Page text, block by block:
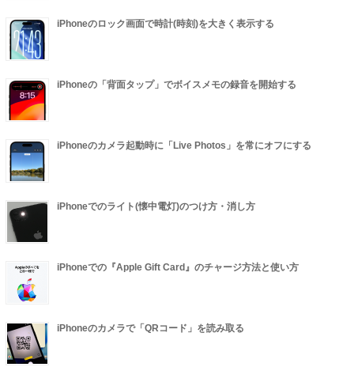
iPhoneのロック画面で時計(時刻)を大きく表示する
iPhoneの「背面タップ」でボイスメモの録音を開始する
iPhoneのカメラ起動時に「Live Photos」を常にオフにする
iPhoneでのライト(懐中電灯)のつけ方・消し方
iPhoneでの『Apple Gift Card』のチャージ方法と使い方
iPhoneのカメラで「QRコード」を読み取る